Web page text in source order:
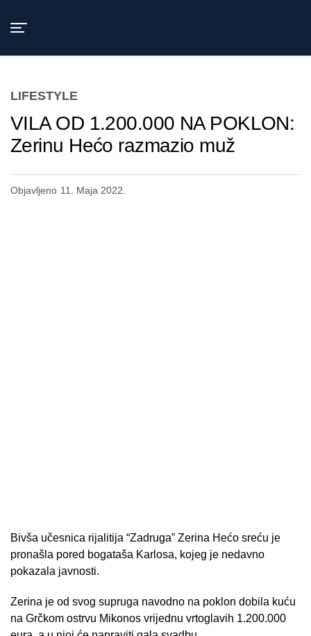
LIFESTYLE
VILA OD 1.200.000 NA POKLON:
Zerinu Hećo razmazio muž
Objavljeno 11. Maja 2022.
Bivša učesnica rijalitija “Zadruga” Zerina Hećo sreću je
pronašla pored bogataša Karlosa, kojeg je nedavno
pokazala javnosti.
Zerina je od svog supruga navodno na poklon dobila kuću
na Grčkom ostrvu Mikonos vrijednu vrtoglavih 1.200.000